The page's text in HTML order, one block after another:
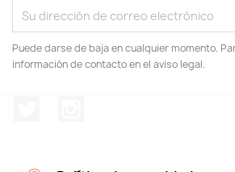
Puede darse de baja en cualquier momento.
información de contacto en el aviso legal.